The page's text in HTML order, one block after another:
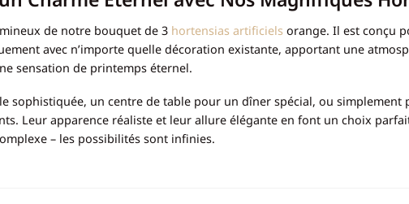
de notre bouquet de 3 hortensias artificiels orange. Il est conçu
avec n’importe quelle décoration existante, apportant une
sensation de printemps éternel.
sophistiquée, un centre de table pour un dîner spécial, ou
Leur apparence réaliste et leur allure élégante en font un choix
– les possibilités sont infinies.